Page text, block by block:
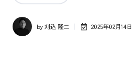
by刈込 隆二 2025年02月14日